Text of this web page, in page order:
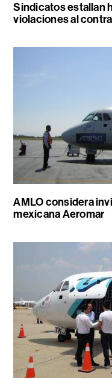
Sindicatos estallan
violaciones al
AMLO considera
mexicana Aeromar